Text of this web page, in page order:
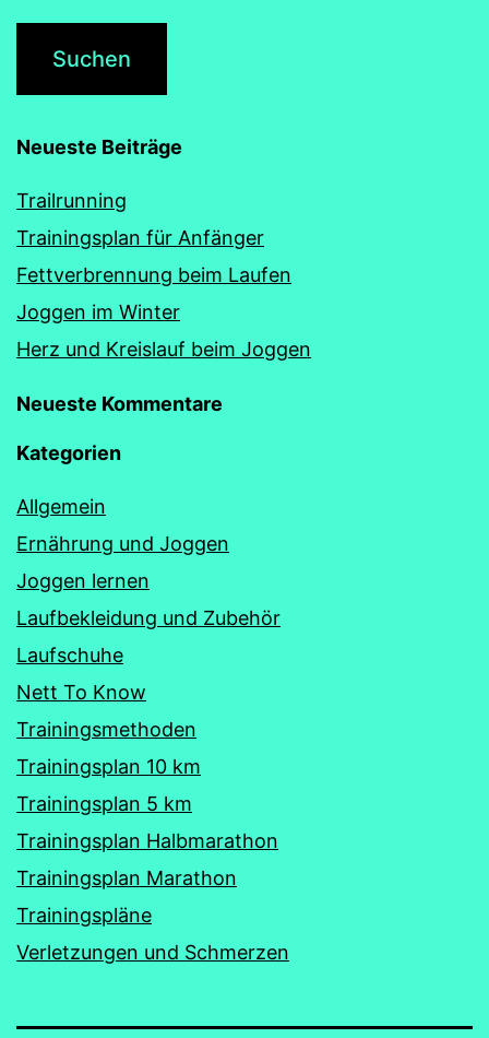
Neueste Beiträge
Trailrunning
Trainingsplan für Anfänger
Fettverbrennung beim Laufen
Joggen im Winter
Herz und Kreislauf beim Joggen
Neueste Kommentare
Kategorien
Allgemein
Ernährung und Joggen
Joggen lernen
Laufbekleidung und Zubehör
Laufschuhe
Nett To Know
Trainingsmethoden
Trainingsplan 10 km
Trainingsplan 5 km
Trainingsplan Halbmarathon
Trainingsplan Marathon
Trainingspläne
Verletzungen und Schmerzen